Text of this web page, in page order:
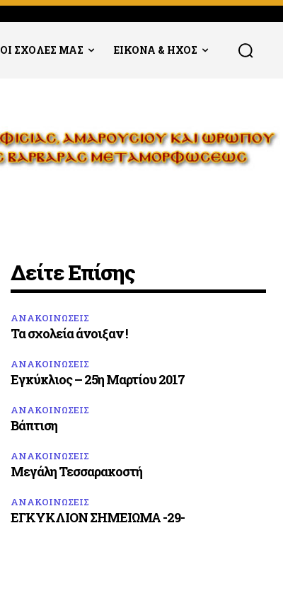
ΟΙ ΣΧΟΛΕΣ ΜΑΣ ΕΙΚΟΝΑ & ΗΧΟΣ
Δείτε Επίσης
ΑΝΑΚΟΙΝΩΣΕΙΣ
Τα σχολεία άνοιξαν !
ΑΝΑΚΟΙΝΩΣΕΙΣ
Εγκύκλιος – 25η Μαρτίου 2017
ΑΝΑΚΟΙΝΩΣΕΙΣ
Βάπτιση
ΑΝΑΚΟΙΝΩΣΕΙΣ
Μεγάλη Τεσσαρακοστή
ΑΝΑΚΟΙΝΩΣΕΙΣ
ΕΓΚΥΚΛΙΟΝ ΣΗΜΕΙΩΜΑ -29-